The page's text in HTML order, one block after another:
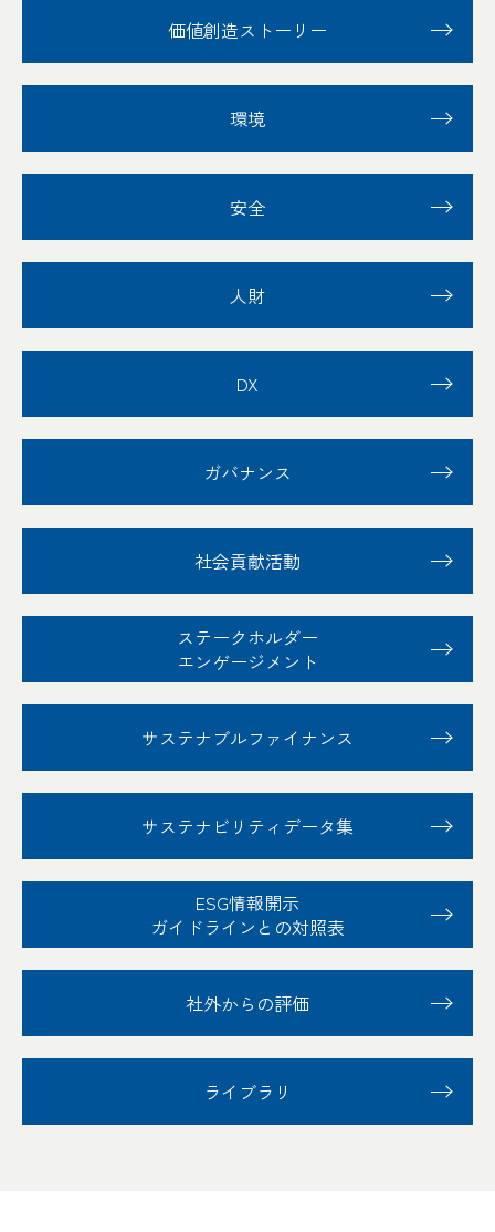
価値創造ストーリー
環境
安全
人財
DX
ガバナンス
社会貢献活動
ステークホルダー
エンゲージメント
サステナブルファイナンス
サステナビリティ データ集
ESG情報開示
ガイドラインとの対照表
社外からの評価
ライブラリ